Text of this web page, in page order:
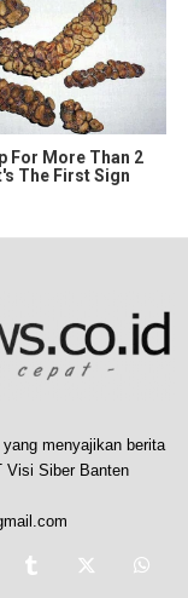
For More Than 2
The First Sign
menyajikan berita
Visi Siber Banten